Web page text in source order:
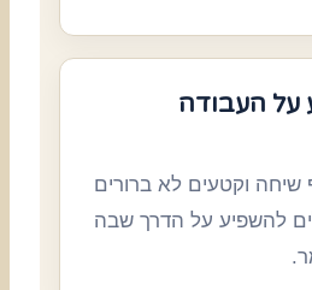
על העבודה
שיחה וקטעים לא ברורים
להשפיע על הדרך שבה